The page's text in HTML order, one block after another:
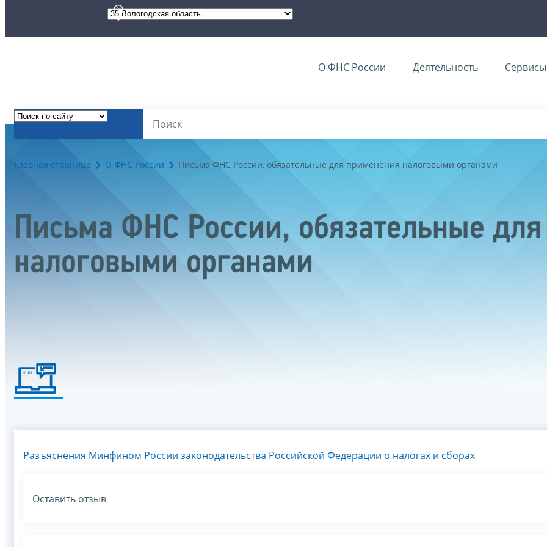
О ФНС России Деятельность Сервисы
Главная страница О ФНС России Письма ФНС России, обязательные для применения налоговыми органами
Письма ФНС России, обязательные
налоговыми органами
Разъяснения Минфином России законодательства Российской Федерации о налогах и сборах
Оставить отзыв